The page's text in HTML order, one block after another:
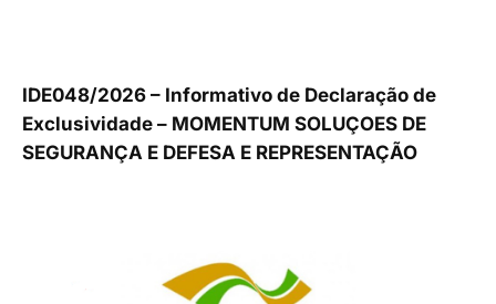
IDE048/2026 – Informativo de Declaração de
Exclusividade – MOMENTUM SOLUÇOES DE
SEGURANÇA E DEFESA E REPRESENTAÇÃO